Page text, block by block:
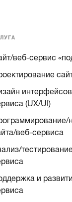
веб-сервис
(UX/UI)
веб-сервиса
и